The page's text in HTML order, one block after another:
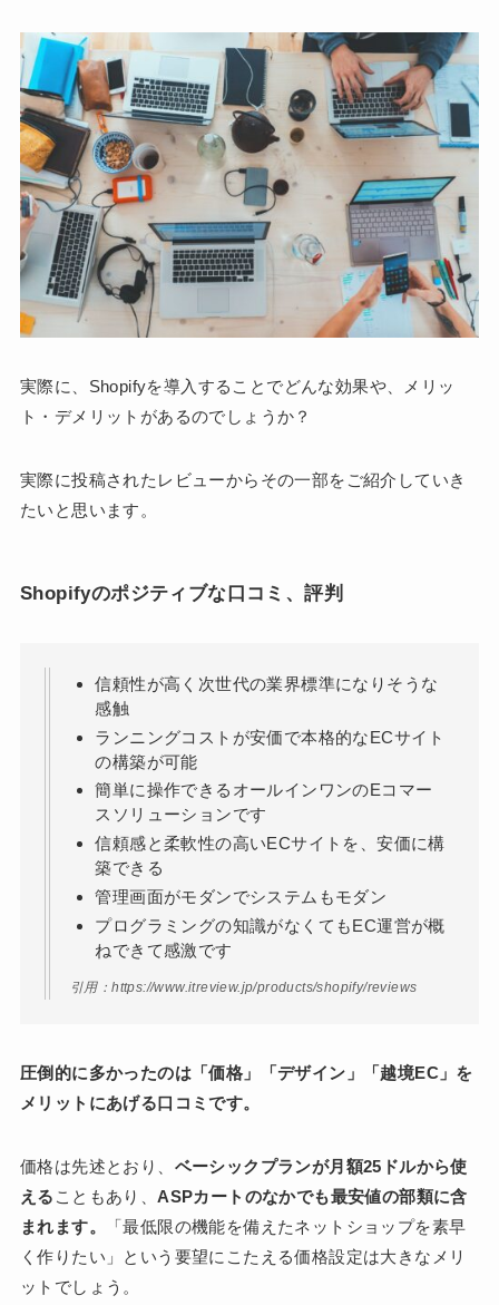
実際に、Shopifyを導入することでどんな効果や、メリッ
ト・デメリットがあるのでしょうか？
実際に投稿されたレビューからその一部をご紹介していき
たいと思います。
Shopifyのポジティブな口コミ、評判
信頼性が高く次世代の業界標準になりそうな
感触
ランニングコストが安価で本格的なECサイト
の構築が可能
簡単に操作できるオールインワンのEコマー
スソリューションです
信頼感と柔軟性の高いECサイトを、安価に構
築できる
管理画面がモダンでシステムもモダン
プログラミングの知識がなくてもEC運営が概
ねできて感激です
引用：https://www.itreview.jp/products/shopify/reviews
圧倒的に多かったのは「価格」「デザイン」「越境EC」を
メリットにあげる口コミです。
価格は先述とおり、 ベーシックプランが月額25ドルから使
える こともあり、ASPカートのなかでも最安値の部類に含
まれます。
「最低限の機能を備えたネットショップを素早
く作りたい」という要望にこたえる価格設定は大きなメリ
ットでしょう。